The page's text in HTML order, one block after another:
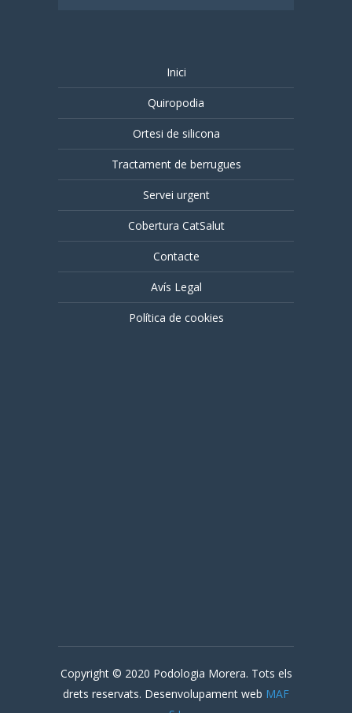
Inici
Quiropodia
Ortesi de silicona
Tractament de berrugues
Servei urgent
Cobertura CatSalut
Contacte
Avís Legal
Política de cookies
Copyright © 2020 Podologia Morera. Tots els
drets reservats. Desenvolupament web MAF